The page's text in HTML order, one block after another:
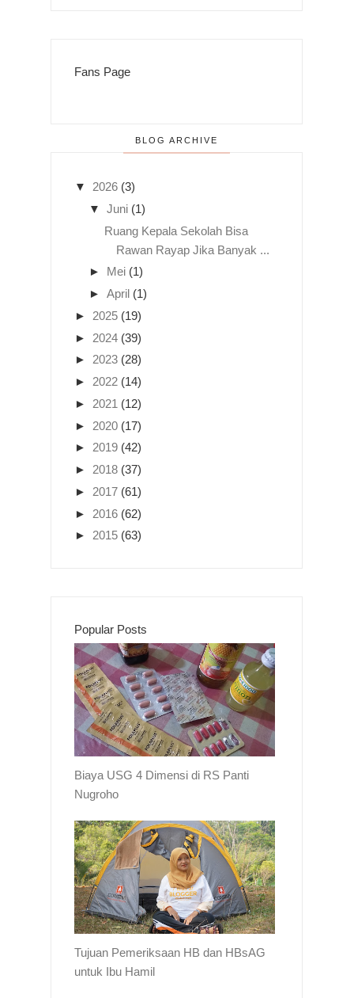
Fans Page
BLOG ARCHIVE
▼ 2026 (3)
▼
Juni (1)
Ruang Kepala Sekolah Bisa
Rawan Rayap Jika Banyak ...
► Mei (1)
► April (1)
► 2025 (19)
► 2024 (39)
► 2023 (28)
► 2022 (14)
► 2021 (12)
► 2020 (17)
► 2019 (42)
► 2018 (37)
► 2017 (61)
► 2016 (62)
► 2015 (63)
Popular Posts
Biaya USG 4 Dimensi di RS Panti
Nugroho
Tujuan Pemeriksaan HB dan HBsAG
untuk Ibu Hamil